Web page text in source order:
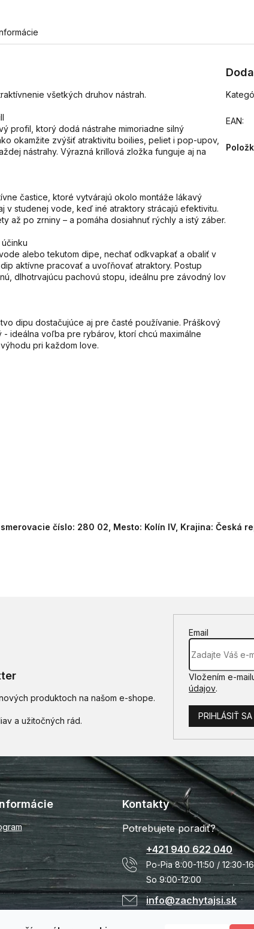
všetkých druhov nástrah.
profil, ktorý dodá nástrahe mimoriadne silný
okamžite zvýšiť atraktivitu boilies, peliet i pop-upov,
nástrahy. Výrazná krillová zložka funguje aj na
častice, ktoré vytvárajú okolo montáže lákavý
v studenej vode, keď iné atraktory strácajú efektivitu.
až po zrniny – a pomáha dosiahnuť rýchly a istý záber.
alebo tekutom dipe, nechať odkvapkať a obaliť v
aktívne pracovať a uvoľňovať atraktory. Postup
dlhotrvajúcu pachovú stopu, ideálnu pre závodný lov
dipu dostačujúce aj pre časté používanie. Práškový
ideálna voľba pre rybárov, ktorí chcú maximálne
pri každom love.
EAN:
číslo: 280 02, Mesto: Kolín IV, Krajina: Česká
produktoch na našom e-shope.
Email
Vložením e-
údajov.
PRIHLÁSIŤ SA
Kontakty
Potrebujete poradiť?
+421 940 622 040
Po-Pia 8:00-11:50 / 12:30-
So 9:00-12:00
info@zachytajsi.sk